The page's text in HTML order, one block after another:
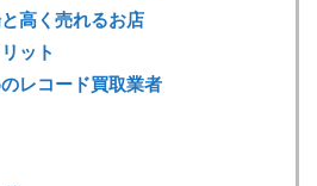
高く売れるお店
ット
レコード買取業者